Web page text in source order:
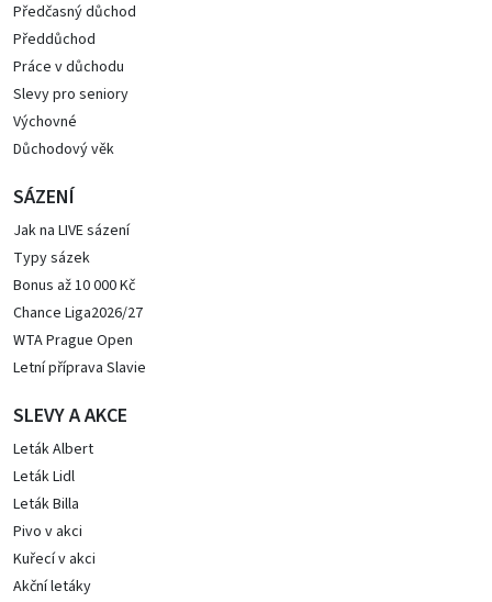
Předčasný důchod
Předdůchod
Práce v důchodu
Slevy pro seniory
Výchovné
Důchodový věk
SÁZENÍ
Jak na LIVE sázení
Typy sázek
Bonus až 10 000 Kč
Chance Liga2026/27
WTA Prague Open
Letní příprava Slavie
SLEVY A AKCE
Leták Albert
Leták Lidl
Leták Billa
Pivo v akci
Kuřecí v akci
Akční letáky